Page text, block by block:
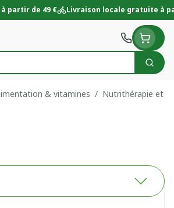
partir de 49 € Livraison locale gratuite à
& vitamines / Nutrithérapie et